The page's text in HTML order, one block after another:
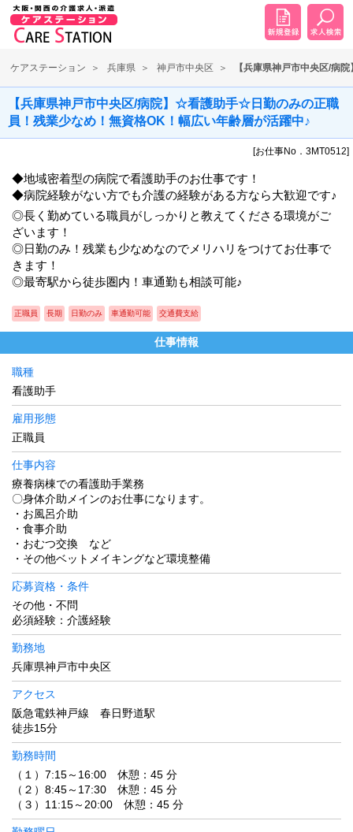
ケアステーション 兵庫県 神戸市中央区 【兵庫県神戸市中央区/病
【兵庫県神戸市中央区/病院】☆看護助手☆日勤のみの正職
員！残業少なめ！無資格OK！幅広い年齢層が活躍中♪
[お仕事No．3MT0512]
◆地域密着型の病院で看護助手のお仕事です！
◆病院経験がない方でも介護の経験がある方なら大歓迎です♪
◎長く勤めている職員がしっかりと教えてくださる環境がご
ざいます！
◎日勤のみ！残業も少なめなのでメリハリをつけてお仕事で
きます！
◎最寄駅から徒歩圏内！車通勤も相談可能♪
正職員 長期 日勤のみ 車通勤可能 交通費支給
仕事情報
職種
看護助手
雇用形態
正職員
仕事内容
療養病棟での看護助手業務
〇身体介助メインのお仕事になります。
・お風呂介助
・食事介助
・おむつ交換 など
・その他ベットメイキングなど環境整備
応募資格・条件
その他・不問
必須経験：介護経験
勤務地
兵庫県神戸市中央区
アクセス
阪急電鉄神戸線 春日野道駅
徒歩15分
勤務時間
（１）7:15～16:00 休憩：45 分
（２）8:45～17:30 休憩：45 分
（３）11:15～20:00 休憩：45 分